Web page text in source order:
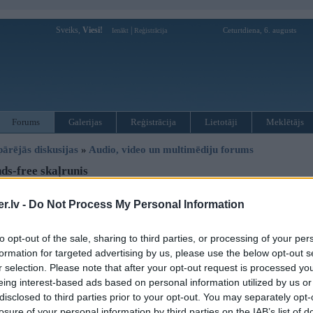
- Do Not Process My Personal Information
opt-out of the sale, sharing to third parties, or processing of your
for targeted advertising by us, please use the below opt-out
selection. Please note that after your opt-out request is processed
interest-based ads based on personal information utilized by us
to third parties prior to your opt-out. You may separately
Sveiks, Viesi! Ienākt Reģistrācija Ceturtdiena, 6. augusts
Forums Galerijas Reģistrācija Lietotāji Meklētājs
diskusijas » Audio, video un multimēdiju forums
free skaļrunis
Atbildēt
09. Oct 2019, 13:39
Sakarā ar MULF-Hi retrofitu, bāžu iekšā visu priekš bluetooth hands-free.
Viss ir ok, izņemot to, ka nezinu kur jāpieslēdz hands-free skaļrunis, kas
maģa (CD73).
Quadlock pinoutā vienīgie pini, kas ir daudzmaz pa tēmu, saucas "tel+"